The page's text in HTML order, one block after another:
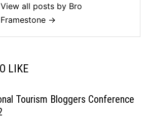
View all posts by Bro
Framestone →
LIKE
Tourism Bloggers Conference